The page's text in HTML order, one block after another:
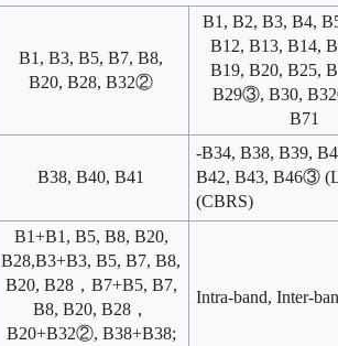
B1, B3, B5, B7, B8,
B20, B28, B32②
B1, B2, B3, B4,
B12, B13, B14,
B19, B20, B25,
B29③, B30,
B71
B38, B40, B41
-B34, B38, B39,
B42, B43, B46③
(CBRS)
B1+B1, B5, B8, B20,
B28,B3+B3, B5, B7, B8,
B20, B28，B7+B5, B7,
B8, B20, B28，
B20+B32②, B38+B38;
Intra-band, Inter-